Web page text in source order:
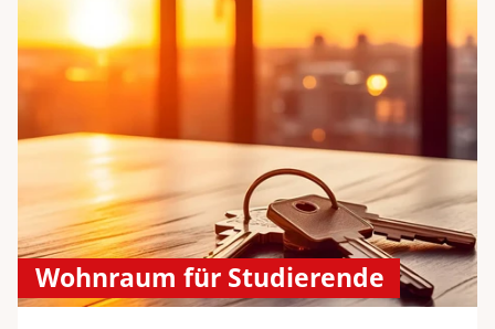
Wohnraum für Studierende